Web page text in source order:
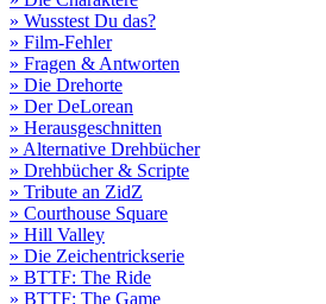
» Wusstest Du das?
» Film-Fehler
» Fragen & Antworten
» Die Drehorte
» Der DeLorean
» Herausgeschnitten
» Alternative Drehbücher
» Drehbücher & Scripte
» Tribute an ZidZ
» Courthouse Square
» Hill Valley
» Die Zeichentrickserie
» BTTF: The Ride
» BTTF: The Game